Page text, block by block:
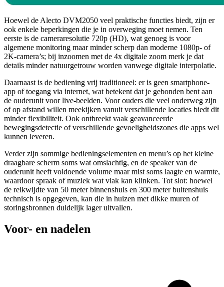
Hoewel de Alecto DVM2050 veel praktische functies biedt, zijn er
ook enkele beperkingen die je in overweging moet nemen. Ten
eerste is de cameraresolutie 720p (HD), wat genoeg is voor
algemene monitoring maar minder scherp dan moderne 1080p- of
2K-camera’s; bij inzoomen met de 4x digitale zoom merk je dat
details minder natuurgetrouw worden vanwege digitale interpolatie.
Daarnaast is de bediening vrij traditioneel: er is geen smartphone-
app of toegang via internet, wat betekent dat je gebonden bent aan
de ouderunit voor live-beelden. Voor ouders die veel onderweg zijn
of op afstand willen meekijken vanuit verschillende locaties biedt dit
minder flexibiliteit. Ook ontbreekt vaak geavanceerde
bewegingsdetectie of verschillende gevoeligheidszones die apps wel
kunnen leveren.
Verder zijn sommige bedieningselementen en menu’s op het kleine
draagbare scherm soms wat omslachtig, en de speaker van de
ouderunit heeft voldoende volume maar mist soms laagte en warmte,
waardoor spraak of muziek wat vlak kan klinken. Tot slot: hoewel
de reikwijdte van 50 meter binnenshuis en 300 meter buitenshuis
technisch is opgegeven, kan die in huizen met dikke muren of
storingsbronnen duidelijk lager uitvallen.
Voor- en nadelen